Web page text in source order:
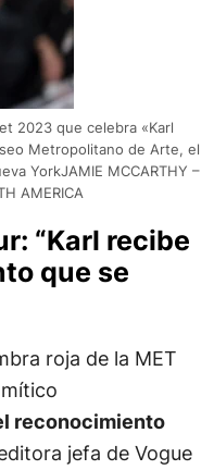
2023 que celebra «Karl
Metropolitano de Arte, el
YorkJAMIE MCCARTHY –
AMERICA
“Karl recibe
que se
roja de la MET
reconocimiento
jefa de Vogue